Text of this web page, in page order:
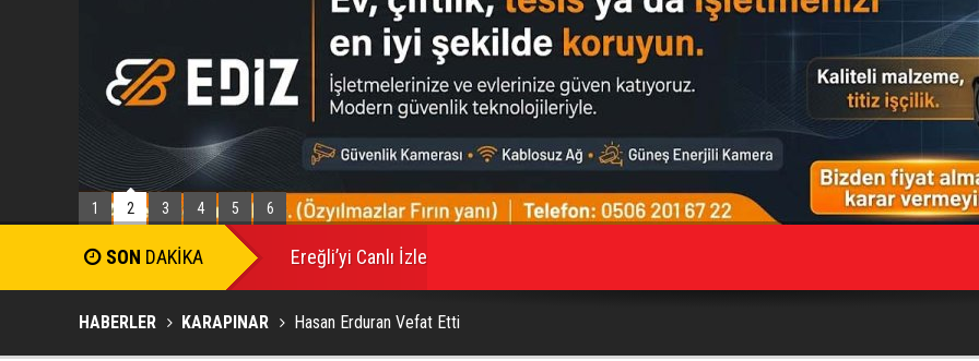
1 2 3 4 5 6
SON DAKİKA Ereğli’yi Canlı İzle
HABERLER KARAPINAR Hasan Erduran Vefat Etti